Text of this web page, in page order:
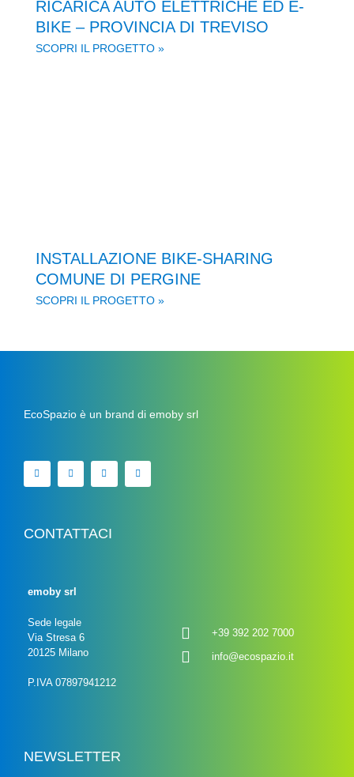
RICARICA AUTO ELETTRICHE ED E-
BIKE – PROVINCIA DI TREVISO
SCOPRI IL PROGETTO »
INSTALLAZIONE BIKE-SHARING
COMUNE DI PERGINE
SCOPRI IL PROGETTO »
EcoSpazio è un brand di emoby srl
CONTATTACI
emoby srl
Sede legale
Via Stresa 6
20125 Milano
P.IVA 07897941212
+39 392 202 7000
info@ecospazio.it
NEWSLETTER